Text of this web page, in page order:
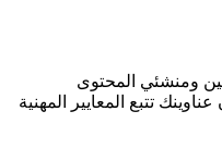
ومنشئي المحتوى
تتبع المعايير المهنية